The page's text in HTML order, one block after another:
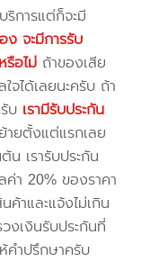
การแต่ก็จะมี
ง จะมีการรับ
รือไม่ ถ้าของเสีย
จได้เลยนะครับ ถ้า
บ เรามีรับประกัน
ายตั้งแต่แรกเลย
น เรารับประกัน
ค่า 20% ของราคา
ค้าและแจ้งไม่เกิน
เงินรับประกันที่
คำปรึกษาครับ